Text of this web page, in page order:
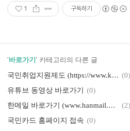
1 구독하기
'바로가기 ' 카테고리의 다른 글
국민취업지원제도 (https://www.korea-ua.com) (0)
유튜브 동영상 바로가기
(0)
한메일 바로가기 (www.hanmail.net)
(2)
국민카드 홈페이지 접속 (0)